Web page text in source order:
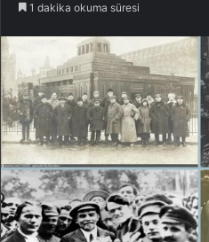
1 dakika okuma süresi